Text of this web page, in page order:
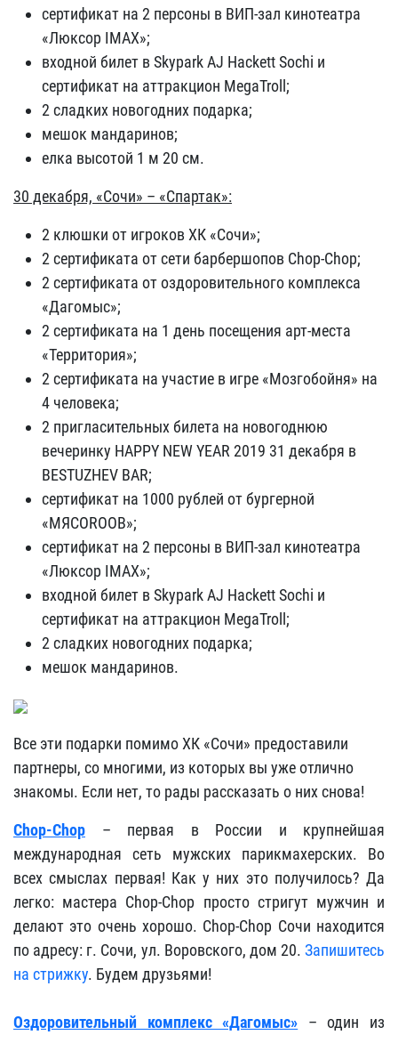
сертификат на 2 персоны в ВИП-зал кинотеатра
«Люксор IMAX»;
входной билет в Skypark AJ Hackett Sochi и
сертификат на аттракцион MegaTroll;
2 сладких новогодних подарка;
мешок мандаринов;
елка высотой 1 м 20 см.
30 декабря, «Сочи» – «Спартак»:
2 клюшки от игроков ХК «Сочи»;
2 сертификата от сети барбершопов Chop-Сhop;
2 сертификата от оздоровительного комплекса
«Дагомыс»;
2 сертификата на 1 день посещения арт-места
«Территория»;
2 сертификата на участие в игре «Мозгобойня» на
4 человека;
2 пригласительных билета на новогоднюю
вечеринку HAPPY NEW YEAR 2019 31 декабря в
BESTUZHEV BAR;
сертификат на 1000 рублей от бургерной
«МЯСОROOB»;
сертификат на 2 персоны в ВИП-зал кинотеатра
«Люксор IMAX»;
входной билет в Skypark AJ Hackett Sochi и
сертификат на аттракцион MegaTroll;
2 сладких новогодних подарка;
мешок мандаринов.
Все эти подарки помимо ХК «Сочи» предоставили
партнеры, со многими, из которых вы уже отлично
знакомы. Если нет, то рады рассказать о них снова!
Chop-Chop – первая в России и крупнейшая
международная сеть мужских парикмахерских. Во
всех смыслах первая! Как у них это получилось? Да
легко: мастера Chop-Chop просто стригут мужчин и
делают это очень хорошо. Chop-Chop Сочи находится
по адресу: г. Сочи, ул. Воровского, дом 20. Запишитесь
на стрижку. Будем друзьями!
Оздоровительный комплекс «Дагомыс» – один из